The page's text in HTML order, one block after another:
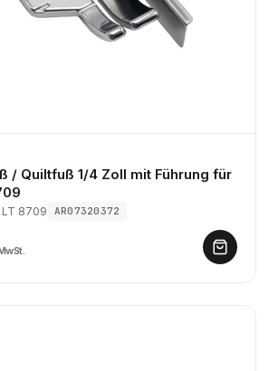
/ Quiltfuß 1/4 Zoll mit Führung für
8709 AR07320372